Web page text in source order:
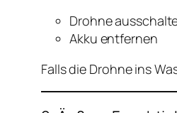
Drohne
Akku entfernen
Falls die Drohne ins